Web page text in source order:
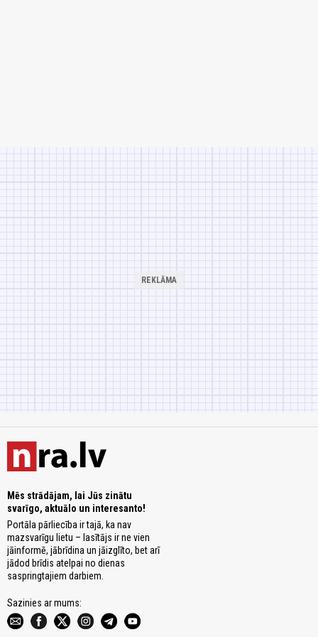
Mēs strādājam, lai Jūs zinātu
svarīgo, aktuālo un interesanto!
Portāla pārliecība ir tajā, ka nav
mazsvarīgu lietu – lasītājs ir ne vien
jāinformē, jābrīdina un jāizglīto, bet arī
jādod brīdis atelpai no dienas
saspringtajiem darbiem.
Sazinies ar mums: